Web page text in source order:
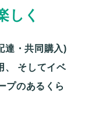
しく
達・共同購入)
そしてイベ
プのあるくら